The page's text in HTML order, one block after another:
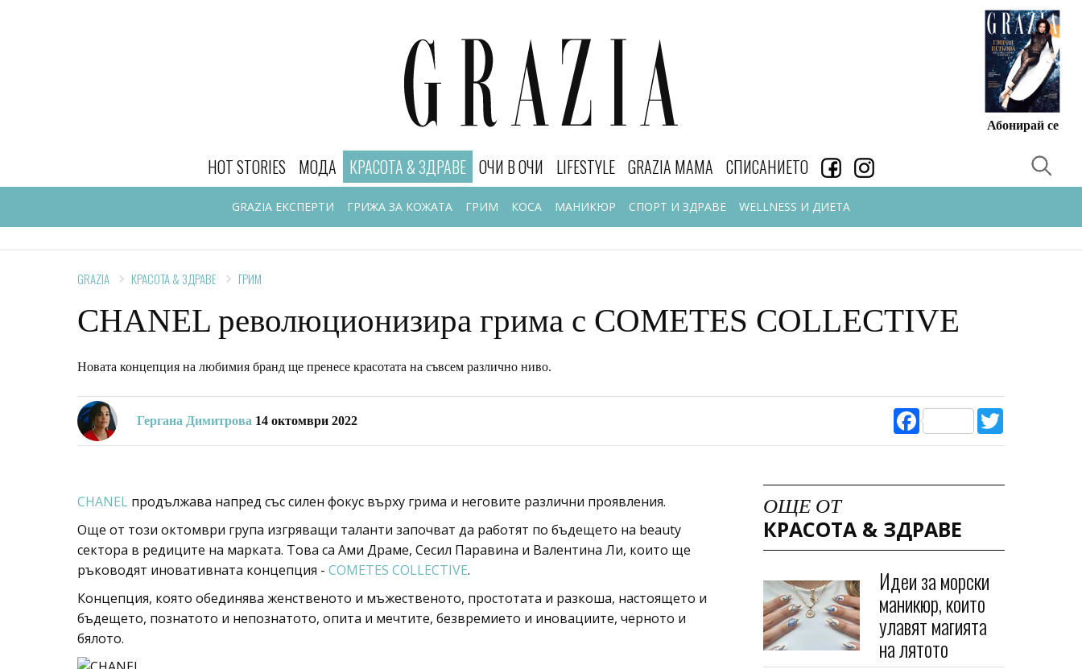
Абонирай се
HOT STORIES МОДА КРАСОТА & ЗДРАВЕ
GRAZIA ЕКСПЕРТИ ГРИЖА ЗА КОЖАТА ГРИМ КОСА МАНИКЮР СПОРТ И ЗДРАВЕ WELLNESS И ДИЕТА
ОЧИ В ОЧИ LIFESTYLE GRAZIA MAMA СПИСАНИЕТО
GRAZIA КРАСОТА & ЗДРАВЕ ГРИМ
CHANEL революционизира грима с COMETES COLLECTIVE
Новата концепция на любимия бранд ще пренесе красотата на съвсем различно ниво.
Гергана Димитрова 14 октомври 2022 Facebook
CHANEL продължава напред със силен фокус върху грима и неговите различни проявления.
Още от този октомври група изгряващи таланти започват да работят по бъдещето на beauty
сектора в редиците на марката. Това са Ами Драме, Сесил Паравина и Валентина Ли, които ще
ръководят иновативната концепция - COMETES COLLECTIVE.
Концепция, която обединява женственото и мъжественото, простотата и разкоша, настоящето и
бъдещето, познатото и непознатото, опита и мечтите, безвремието и иновациите, черното и
бялото.
ОЩЕ ОТ
КРАСОТА & ЗДРАВЕ
Идеи за морски
маникюр, които
улавят магията
на лятото